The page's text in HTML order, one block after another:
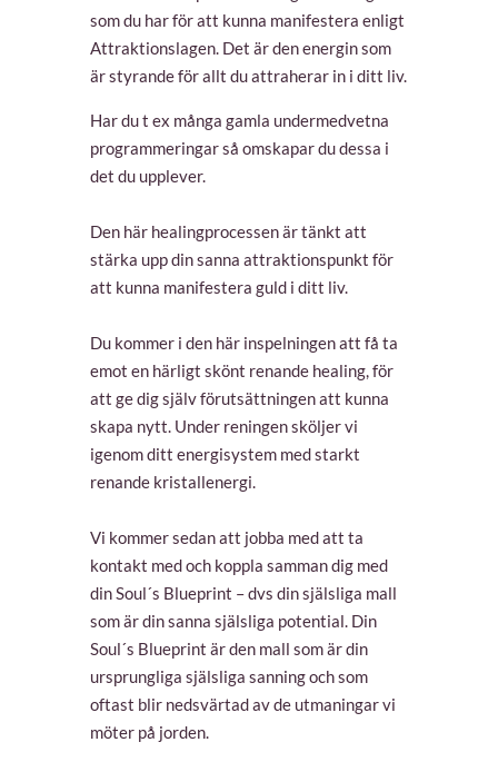
som du har för att kunna manifestera enligt
Attraktionslagen. Det är den energin som
är styrande för allt du attraherar in i ditt liv.
Har du t ex många gamla undermedvetna
programmeringar så omskapar du dessa i
det du upplever.
Den här healingprocessen är tänkt att
stärka upp din sanna attraktionspunkt för
att kunna manifestera guld i ditt liv.
Du kommer i den här inspelningen att få ta
emot en härligt skönt renande healing, för
att ge dig själv förutsättningen att kunna
skapa nytt. Under reningen sköljer vi
igenom ditt energisystem med starkt
renande kristallenergi.
Vi kommer sedan att jobba med att ta
kontakt med och koppla samman dig med
din Soul´s Blueprint – dvs din själsliga mall
som är din sanna själsliga potential. Din
Soul´s Blueprint är den mall som är din
ursprungliga själsliga sanning och som
oftast blir nedsvärtad av de utmaningar vi
möter på jorden.